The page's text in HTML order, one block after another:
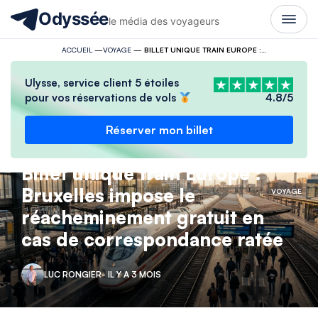
Odysséele média des voyageurs
ACCUEIL —VOYAGE—
Ulysse, service client 5 étoiles
pour vos réservations de vols
4.8/5
Réserver mon billet
VOYAGE
Billet unique train Europe :
Bruxelles impose le
réacheminement gratuit en
cas de correspondance ratée
LUC RONGIER- IL Y A 3 MOIS